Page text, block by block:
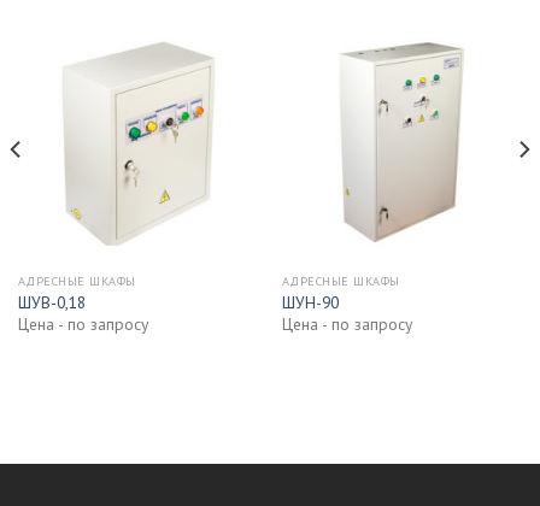
АДРЕСНЫЕ ШКАФЫ
ШУВ-0,18
Цена - по запросу
АДРЕСНЫЕ ШКАФЫ
ШУН-90
Цена - по запросу